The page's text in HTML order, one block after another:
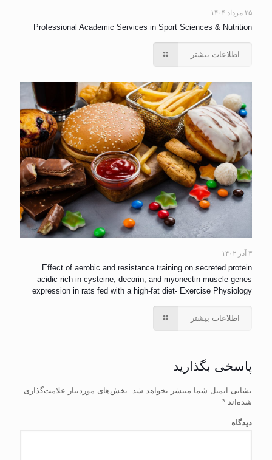
۲۵ مرداد ۱۴۰۴
Professional Academic Services in Sport Sciences & Nutrition
اطلاعات بیشتر
۳ آذر ۱۴۰۲
Effect of aerobic and resistance training on secreted protein
acidic rich in cysteine, decorin, and myonectin muscle genes
expression in rats fed with a high-fat diet- Exercise Physiology
اطلاعات بیشتر
پاسخی بگذارید
نشانی ایمیل شما منتشر نخواهد شد.
بخش‌های موردنیاز علامت‌گذاری
شده‌اند *
دیدگاه